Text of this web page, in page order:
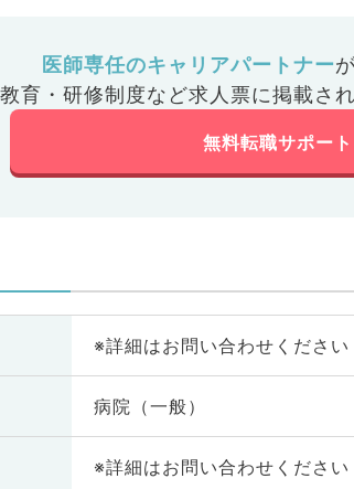
医師専任のキャリアパートナーが
教育・研修制度など求人票に掲載さ
無料転職サポー
※詳細はお問い合わせください
病院（一般）
※詳細はお問い合わせください